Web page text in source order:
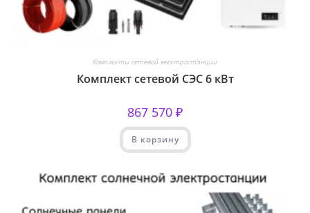
Комплекты сетевой электростанции
Комплект сетевой СЭС 6 кВт
867 570 ₽
В корзину